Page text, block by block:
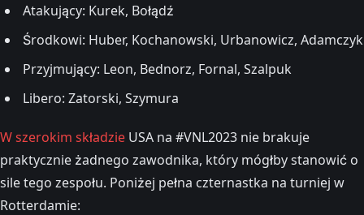
Atakujący: Kurek, Bołądź
Środkowi: Huber, Kochanowski, Urbanowicz, Adamczyk
Przyjmujący: Leon, Bednorz, Fornal, Szalpuk
Libero: Zatorski, Szymura
W szerokim składzie USA na #VNL2023 nie brakuje
praktycznie żadnego zawodnika, który mógłby stanowić o
sile tego zespołu. Poniżej pełna czternastka na turniej w
Rotterdamie: